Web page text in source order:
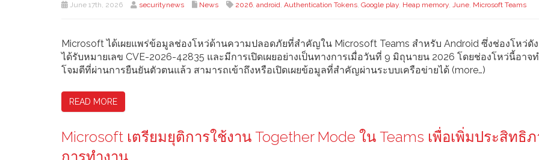
June 17th, 2026 securitynews News 2026, android, Authentication Tokens, Google play, Heap memory, June, Microsoft Teams
Microsoft ได้เผยแพร่ข้อมูลช่องโหว่ด้านความปลอดภัยที่สำคัญใน Microsoft Teams สำหรับ Android ซึ่งช่องโหว่ดั
ได้รับหมายเลข CVE-2026-42835 และมีการเปิดเผยอย่างเป็นทางการเมื่อวันที่ 9 มิถุนายน 2026 โดยช่องโหว่นี้อาจ
โจมตีที่ผ่านการยืนยันตัวตนแล้ว สามารถเข้าถึงหรือเปิดเผยข้อมูลที่สำคัญผ่านระบบเครือข่ายได้ (more…)
READ MORE
Microsoft เตรียมยุติการใช้งาน Together Mode ใน Teams เพื่อเพิ่มประสิทธิ